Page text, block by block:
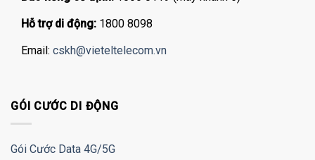
Hỗ trợ di động: 1800 8098
Email: cskh@vieteltelecom.vn
GÓI CƯỚC DI ĐỘNG
Gói Cước Data 4G/5G